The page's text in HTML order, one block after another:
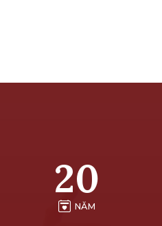
20
NĂM